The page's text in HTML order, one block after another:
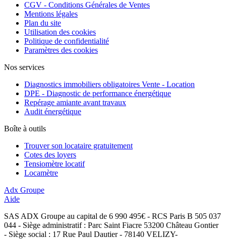
CGV - Conditions Générales de Ventes
Mentions légales
Plan du site
Utilisation des cookies
Politique de confidentialité
Paramètres des cookies
Nos services
Diagnostics immobiliers obligatoires Vente - Location
DPE - Diagnostic de performance énergétique
Repérage amiante avant travaux
Audit énergétique
Boîte à outils
Trouver son locataire gratuitement
Cotes des loyers
Tensiomètre locatif
Locamètre
Adx Groupe
Aide
SAS ADX Groupe au capital de 6 990 495€ - RCS Paris B 505 037
044 - Siège administratif : Parc Saint Fiacre 53200 Château Gontier
- Siège social : 17 Rue Paul Dautier - 78140 VELIZY-